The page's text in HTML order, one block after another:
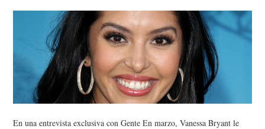
En una entrevista exclusiva con Gente En marzo, Vanessa Bryant le